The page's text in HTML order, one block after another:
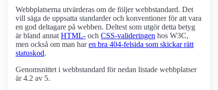
Webbplatserna utvärderas om de följer webbstandard. Det
vill säga de uppsatta standarder och konventioner för att vara
en god deltagare på webben. Deltest som utgör detta betyg
är bland annat HTML- och CSS-valideringen hos W3C,
men också om man haren bra 404-felsida som skickar rätt
statuskod.
Genomsnittet i webbstandard för nedan listade webbplatser
är 4.2 av 5.